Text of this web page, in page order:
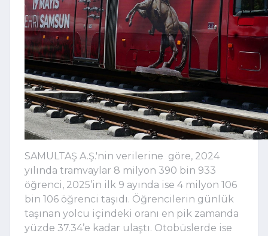
SAMULTAŞ A.Ş.'nin verilerine göre, 2024
yılında tramvaylar 8 milyon 390 bin 933
öğrenci, 2025’in ilk 9 ayında ise 4 milyon 106
bin 106 öğrenci taşıdı. Öğrencilerin günlük
taşınan yolcu içindeki oranı en pik zamanda
yüzde 37.34’e kadar ulaştı. Otobüslerde ise